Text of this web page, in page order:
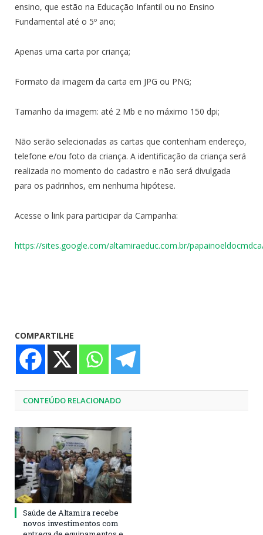
ensino, que estão na Educação Infantil ou no Ensino
Fundamental até o 5º ano;
Apenas uma carta por criança;
Formato da imagem da carta em JPG ou PNG;
Tamanho da imagem: até 2 Mb e no máximo 150 dpi;
Não serão selecionadas as cartas que contenham endereço,
telefone e/ou foto da criança. A identificação da criança será
realizada no momento do cadastro e não será divulgada
para os padrinhos, em nenhuma hipótese.
Acesse o link para participar da Campanha:
https://sites.google.com/altamiraeduc.com.br/
COMPARTILHE
CONTEÚDO RELACIONADO
Saúde de Altamira recebe
novos investimentos com